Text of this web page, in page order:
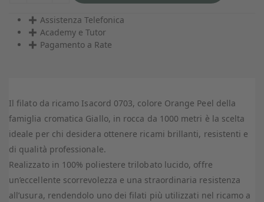
Assistenza Telefonica
Academy e Tutor
Pagamento a Rate
Il filato da ricamo Isacord 0703, colore Orange Peel della
famiglia cromatica Giallo, in rocca da 1000 metri è la scelta
ideale per chi desidera ottenere ricami brillanti, resistenti e
di qualità professionale.
Realizzato in 100% poliestere trilobato lucido, offre
un’eccellente scorrevolezza e una straordinaria resistenza
all’usura, rendendolo uno dei filati più utilizzati nel ricamo a